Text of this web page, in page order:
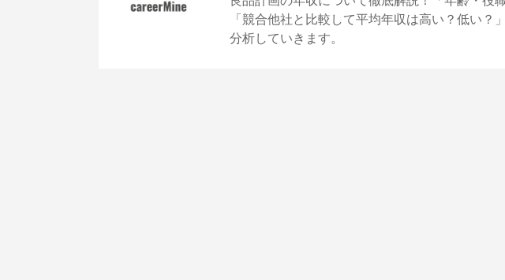
「競合他社と比較して平均年収は高い？低い？
分析していきます。